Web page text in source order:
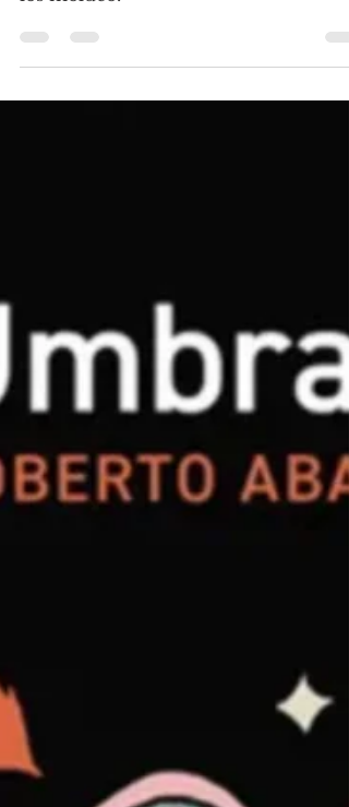
personajes habitan un recuerdo que
los moldeó.